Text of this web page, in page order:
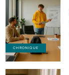
CHRONIQUE